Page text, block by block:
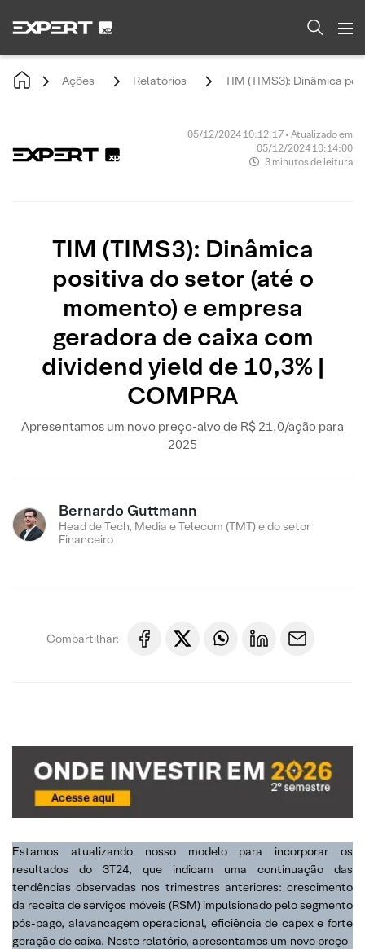
Ações Relatórios TIM (TIMS3): Dinâmica
05/12/2024 10:12:17 • Atualizado em
05/12/2024 10:14:00
3 minutos de leitura
TIM (TIMS3): Dinâmica
positiva do setor (até o
momento) e empresa
geradora de caixa com
dividend yield de 10,3% |
COMPRA
Apresentamos um novo preço-alvo de R$ 21,0/ação para
2025
Bernardo Guttmann
Head de Tech, Media e Telecom (TMT) e do setor
Financeiro
Compartilhar:
Estamos atualizando nosso modelo para incorporar os
resultados do 3T24, que indicam uma continuação das
tendências observadas nos trimestres anteriores: crescimento
da receita de serviços móveis (RSM) impulsionado pelo segmento
pós-pago, alavancagem operacional, eficiência de capex e forte
geração de caixa. Neste relatório, apresentamos um novo preço-